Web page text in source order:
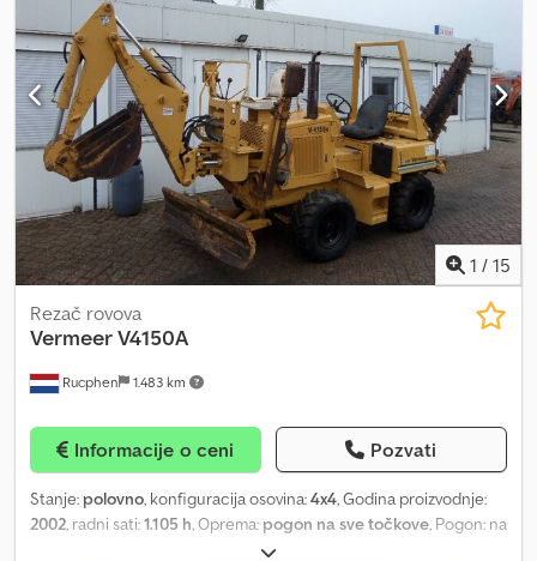
1 / 15
Rucphen 1.483 km
Rezač rovova
VermeerV4150A
Informacije o ceni Pozvati
Stanje: polovno, konfiguracija osovina:4x4, Godina proizvodnje:
2002, radni sati:1.105 h, Oprema: pogon na sve točkove, Pogon: na
točkove Dkjdoydmz Uopfx Aqror Marka motora: Deutz Za dodatne